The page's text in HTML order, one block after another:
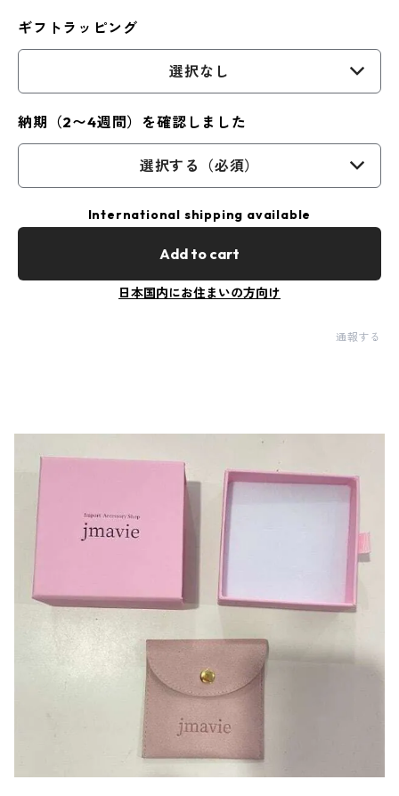
ギフトラッピング
選択なし
納期（2〜4週間）を確認しました
選択する（必須）
International shipping available
Add to cart
日本国内にお住まいの方向け
通報する